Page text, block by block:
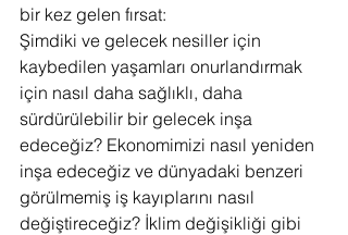
bir kez gelen fırsat:
Şimdiki ve gelecek nesiller için
kaybedilen yaşamları onurlandırmak
için nasıl daha sağlıklı, daha
sürdürülebilir bir gelecek inşa
edeceğiz? Ekonomimizi nasıl yeniden
inşa edeceğiz ve dünyadaki benzeri
görülmemiş iş kayıplarını nasıl
değiştireceğiz? İklim değişikliği gibi